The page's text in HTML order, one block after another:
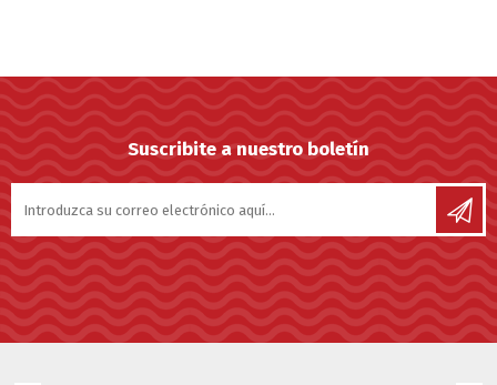
Suscribite a nuestro boletín